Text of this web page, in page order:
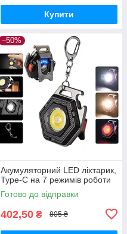
Купити
–50%
Акумуляторний LED ліхтарик,
Type-C на 7 режимів роботи
Готово до відправки
402,50 ₴ 805 ₴